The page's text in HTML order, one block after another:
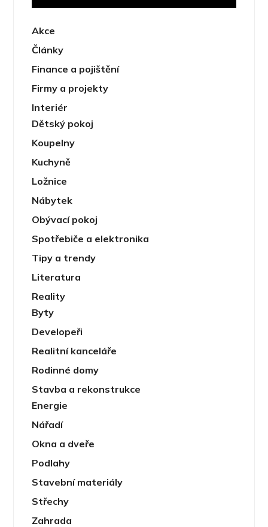
Akce
Články
Finance a pojištění
Firmy a projekty
Interiér
Dětský pokoj
Koupelny
Kuchyně
Ložnice
Nábytek
Obývací pokoj
Spotřebiče a elektronika
Tipy a trendy
Literatura
Reality
Byty
Developeři
Realitní kanceláře
Rodinné domy
Stavba a rekonstrukce
Energie
Nářadí
Okna a dveře
Podlahy
Stavební materiály
Střechy
Zahrada